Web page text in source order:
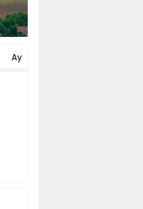
Ay